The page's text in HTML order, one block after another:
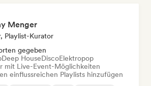
Menger
Playlist-Kurator
gegeben
Deep HouseDiscoElektropop
mit Live-Event-Möglichkeiten
einflussreichen Playlists hinzufügen